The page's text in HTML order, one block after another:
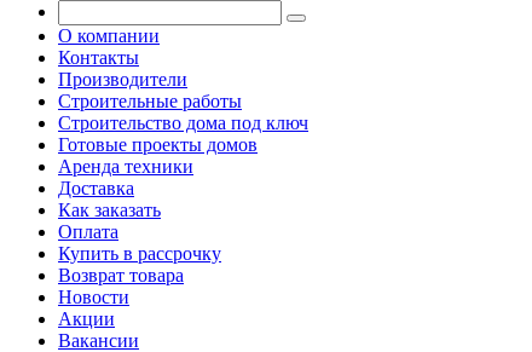
О компании
Контакты
Производители
Строительные работы
Строительство дома под ключ
Готовые проекты домов
Аренда техники
Доставка
Как заказать
Оплата
Купить в рассрочку
Возврат товара
Новости
Акции
Вакансии